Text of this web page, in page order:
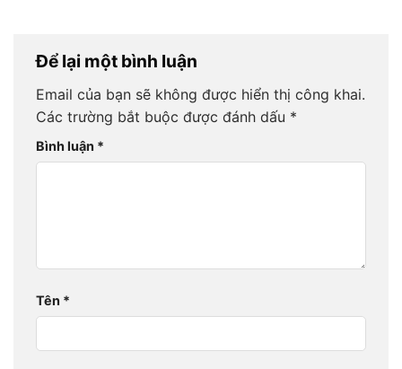
Để lại một bình luận
Email của bạn sẽ không được hiển thị công khai.
Các trường bắt buộc được đánh dấu *
Bình luận *
Tên *